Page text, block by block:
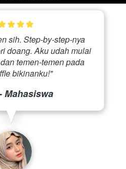
doang. Aku udah mulai
temen-temen pada
bikinanku!"
Mahasiswa